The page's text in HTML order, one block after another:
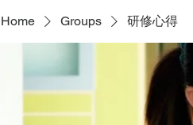
Home Groups 研修心得